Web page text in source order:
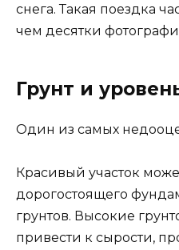
снега. Такая поездка
чем десятки
Грунт и
Один из самых
Красивый участок
дорогостоящего
грунтов. Высокие
привести к сырости,